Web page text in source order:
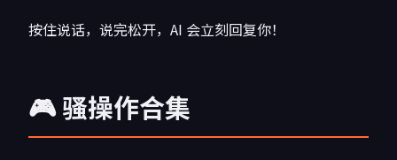
按住说话，说完松开，AI 会立刻回复你！
🎮 骚操作合集